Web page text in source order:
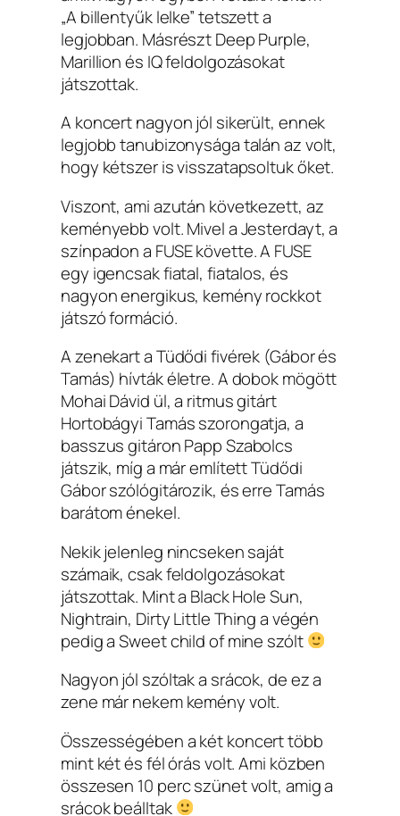
„A billentyűk lelke” tetszett a
legjobban. Másrészt Deep Purple,
Marillion és IQ feldolgozásokat
játszottak.
A koncert nagyon jól sikerült, ennek
legjobb tanubizonysága talán az volt,
hogy kétszer is visszatapsoltuk őket.
Viszont, ami azután következett, az
keményebb volt. Mivel a Jesterdayt, a
színpadon a FUSE követte. A FUSE
egy igencsak fiatal, fiatalos, és
nagyon energikus, kemény rockkot
játszó formáció.
A zenekart a Tüdődi fivérek (Gábor és
Tamás) hívták életre. A dobok mögött
Mohai Dávid ül, a ritmus gitárt
Hortobágyi Tamás szorongatja, a
basszus gitáron Papp Szabolcs
játszik, míg a már említett Tüdődi
Gábor szólógitározik, és erre Tamás
barátom énekel.
Nekik jelenleg nincseken saját
számaik, csak feldolgozásokat
játszottak. Mint a Black Hole Sun,
Nightrain, Dirty Little Thing a végén
pedig a Sweet child of mine szólt
Nagyon jól szóltak a srácok, de ez a
zene már nekem kemény volt.
Összességében a két koncert több
mint két és fél órás volt. Ami közben
összesen 10 perc szünet volt, amig a
srácok beálltak